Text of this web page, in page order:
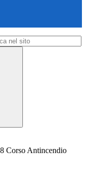
Corso Antincendio